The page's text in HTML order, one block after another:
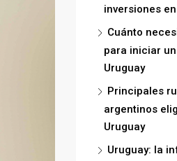
inversiones
Cuánto
para iniciar
Uruguay
Principales
argentinos
Uruguay
Uruguay: la